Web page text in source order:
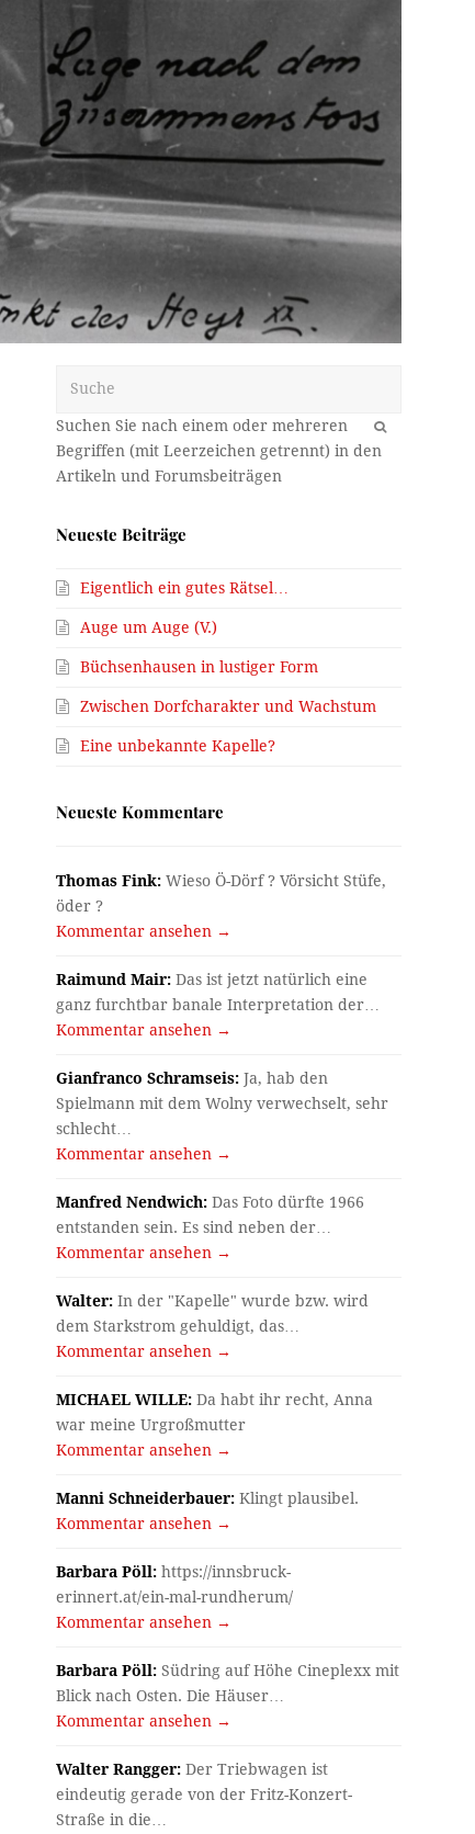
OK
Neueste Beiträge
Eigentlich ein gutes Rätsel…
Auge um Auge (V.)
Büchsenhausen in lustiger Form
Zwischen Dorfcharakter und Wachstum
Eine unbekannte Kapelle?
Neueste Kommentare
Thomas Fink: Wieso Ö-Dörf ? Vörsicht Stüfe,
öder ?
Kommentar ansehen →
Raimund Mair: Das ist jetzt natürlich eine
ganz furchtbar banale Interpretation der…
Kommentar ansehen →
Gianfranco Schramseis: Ja, hab den
Spielmann mit dem Wolny verwechselt, sehr
schlecht…
Kommentar ansehen →
Manfred Nendwich: Das Foto dürfte 1966
entstanden sein. Es sind neben der…
Kommentar ansehen →
Walter: In der "Kapelle" wurde bzw. wird
dem Starkstrom gehuldigt, das…
Kommentar ansehen →
MICHAEL WILLE: Da habt ihr recht, Anna
war meine Urgroßmutter
Kommentar ansehen →
Manni Schneiderbauer: Klingt plausibel.
Kommentar ansehen →
Barbara Pöll: https://innsbruck-
erinnert.at/ein-mal-rundherum/
Kommentar ansehen →
Barbara Pöll: Südring auf Höhe Cineplexx mit
Blick nach Osten. Die Häuser…
Kommentar ansehen →
Walter Rangger: Der Triebwagen ist
eindeutig gerade von der Fritz-Konzert-
Straße in die…